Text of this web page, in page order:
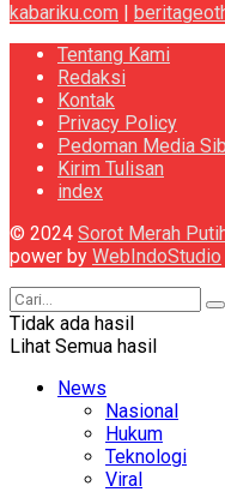
kabariku.com
Tentang Kami
Redaksi
Kontak
Privacy Policy
Pedoman Media
Kirim Tulisan
index
© 2024 Sorot Merah
power by WebIndoStudio
Tidak ada hasil
Lihat Semua hasil
News
Nasional
Hukum
Teknologi
Viral